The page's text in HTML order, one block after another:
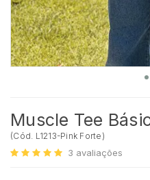
Muscle Tee
(Cód. L1213-Pink Forte )
3 avaliações